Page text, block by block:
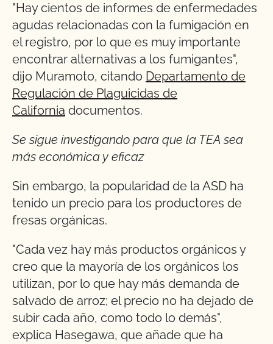
"Hay cientos de informes de enfermedades
agudas relacionadas con la fumigación en
el registro, por lo que es muy importante
encontrar alternativas a los fumigantes",
dijo Muramoto, citando Departamento de
Regulación de Plaguicidas de
California documentos.
Se sigue investigando para que la TEA sea
más económica y eficaz
Sin embargo, la popularidad de la ASD ha
tenido un precio para los productores de
fresas orgánicas.
"Cada vez hay más productos orgánicos y
creo que la mayoría de los orgánicos los
utilizan, por lo que hay más demanda de
salvado de arroz; el precio no ha dejado de
subir cada año, como todo lo demás",
explica Hasegawa, que añade que ha